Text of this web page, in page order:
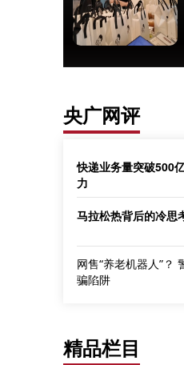
央广网评
快递业务量突破500
力
马拉松热背后的冷思
网售“养老机器人”？
骗陷阱
精品栏目